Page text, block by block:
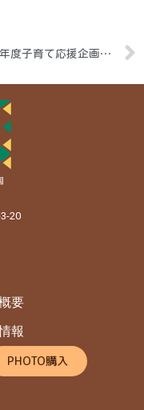
令和７年度子育て応援企画～第１弾！「親子DEクッキング～ふりふりおにぎりを作ろう～」
20
要
報
PHOTO購入